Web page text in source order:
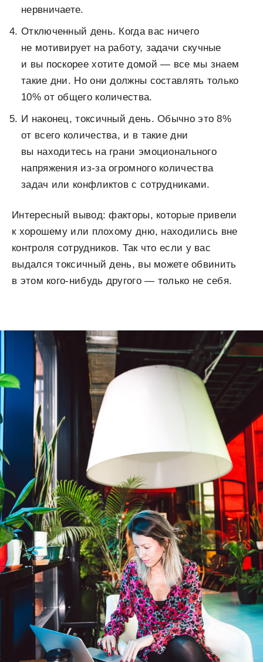
нервничаете.
Отключенный день. Когда вас ничего
не мотивирует на работу, задачи скучные
и вы поскорее хотите домой — все мы знаем
такие дни. Но они должны составлять только
10% от общего количества.
И наконец, токсичный день. Обычно это 8%
от всего количества, и в такие дни
вы находитесь на грани эмоционального
напряжения из-за огромного количества
задач или конфликтов с сотрудниками.
Интересный вывод: факторы, которые привели
к хорошему или плохому дню, находились вне
контроля сотрудников. Так что если у вас
выдался токсичный день, вы можете обвинить
в этом кого-нибудь другого — только не себя.